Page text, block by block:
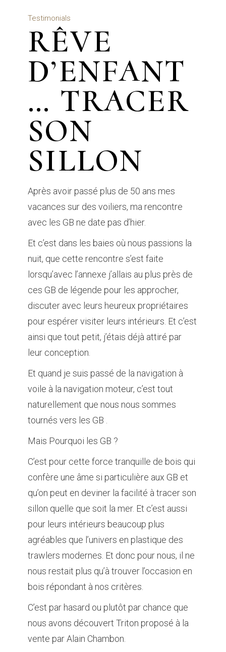
Testimonials
RÊVE
D’ENFANT
… TRACER
SON
SILLON
Après avoir passé plus de 50 ans mes
vacances sur des voiliers, ma rencontre
avec les GB ne date pas d’hier.
Et c’est dans les baies où nous passions la
nuit, que cette rencontre s’est faite
lorsqu’avec l’annexe j’allais au plus près de
ces GB de légende pour les approcher,
discuter avec leurs heureux propriétaires
pour espérer visiter leurs intérieurs. Et c’est
ainsi que tout petit, j’étais déjà attiré par
leur conception.
Et quand je suis passé de la navigation à
voile à la navigation moteur, c’est tout
naturellement que nous nous sommes
tournés vers les GB .
Mais Pourquoi les GB ?
C’est pour cette force tranquille de bois qui
confère une âme si particulière aux GB et
qu’on peut en deviner la facilité à tracer son
sillon quelle que soit la mer. Et c’est aussi
pour leurs intérieurs beaucoup plus
agréables que l’univers en plastique des
trawlers modernes. Et donc pour nous, il ne
nous restait plus qu’à trouver l’occasion en
bois répondant à nos critères.
C’est par hasard ou plutôt par chance que
nous avons découvert Triton proposé à la
vente par Alain Chambon.